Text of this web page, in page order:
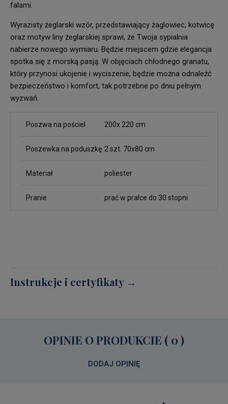
falami.
Wyrazisty żeglarski wzór, przedstawiający żaglowiec, kotwicę
oraz motyw liny żeglarskiej sprawi, że Twoja sypialnia
nabierze nowego wymiaru. Będzie miejscem gdzie elegancja
spotka się z morską pasją. W objęciach chłodnego granatu,
który przynosi ukojenie i wyciszenie, będzie można odnaleźć
bezpieczeństwo i komfort, tak potrzebne po dniu pełnym
wyzwań.
Poszwa na pościel 200x 220 cm
Poszewka na poduszkę 2 szt. 70x80 cm
Materiał poliester
Pranie prać w pralce do 30 stopni
Instrukcje i certyfikaty →
OPINIE O PRODUKCIE ( 0 )
DODAJ OPINIĘ